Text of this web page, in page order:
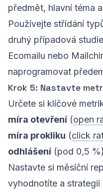
předmět, hlavní téma
Používejte střídání
druhý případová
Ecomailu nebo
naprogramovat
Krok 5: Nastavte
Určete si klíčové
míra otevření (open
míra prokliku (click
odhlášení (pod 0,5
Nastavte si měsíční
vyhodnotíte a strategii